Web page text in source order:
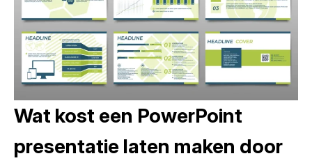
Wat kost een PowerPoint
presentatie laten maken door